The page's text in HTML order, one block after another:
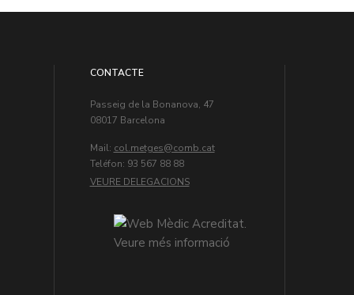
CONTACTE
Passeig de la Bonanova, 47
08017 Barcelona
Mail: col.metges
Teléfon: 93 567 88 88
VEURE DELEGACIONS